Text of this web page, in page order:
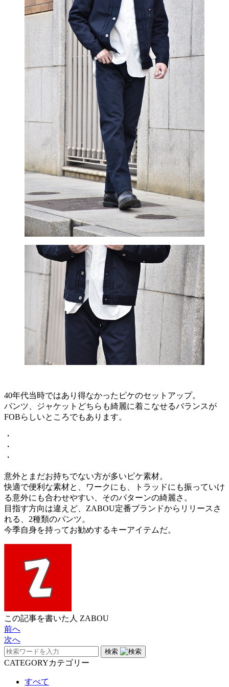
40年代当時ではあり得なかったピケのセットアップ。
パンツ、ジャケットどちらも綺麗に着こなせるバランスが
FOBらしいところでもあります。
・
・
・
意外とまだお持ちでない方が多いピケ素材。
快適で便利な素材と、ワークにも、トラッドにも振っていけ
る意外にも合わせやすい、そのパターンの綺麗さ。
目指す方向は違えど、ZABOU定番ブランドからリリースさ
れる、2種類のパンツ。
今季自身を持ってお勧めするキーアイテムだ。
この記事を書いた人 ZABOU
前へ
次へ
検索
CATEGORYカテゴリー
すべて